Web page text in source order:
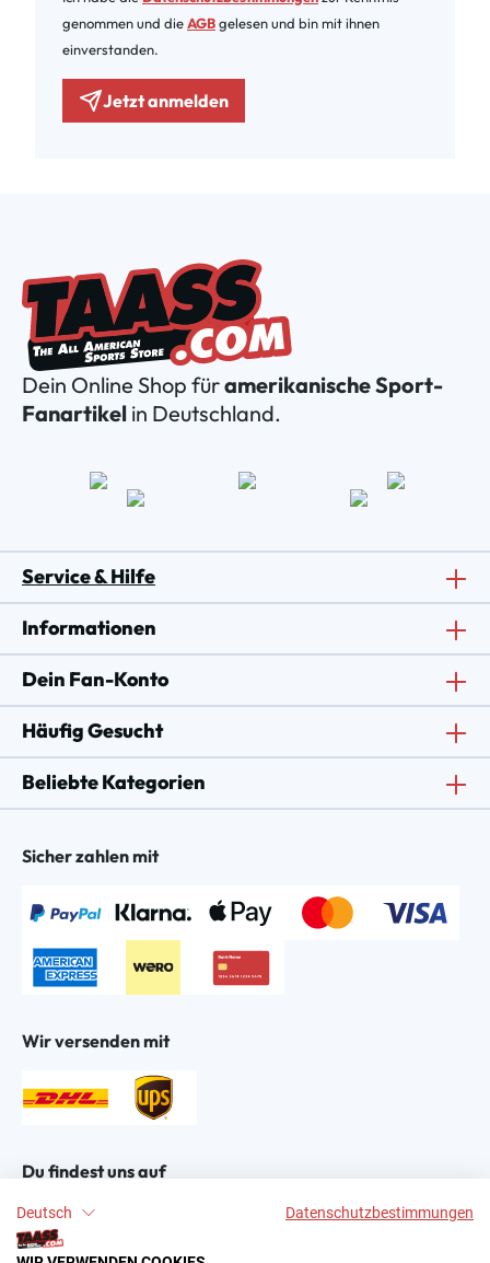
Deutsch Datenschutzbestimmungen
genommen und dieAGBgelesen und bin mit ihnen
einverstanden.
Jetzt anmelden
Dein Online Shop füramerikanische Sport-
Fanartikel in Deutschland.
Service & Hilfe
Informationen
Dein Fan-Konto
Häufig Gesucht
Beliebte Kategorien
Sicher zahlen mit
Wir versenden mit
Du findest uns auf